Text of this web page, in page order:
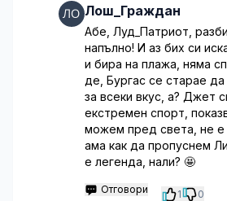
Лош_Граждан
Абе, Луд_Патриот,
напълно! И аз бих си
и бира на плажа, няма
де, Бургас се старае
за всеки вкус, а? Джет
екстремен спорт,
можем пред света, не е
ама как да пропуснем
е легенда, нали? 🤩
Отговори 1 0